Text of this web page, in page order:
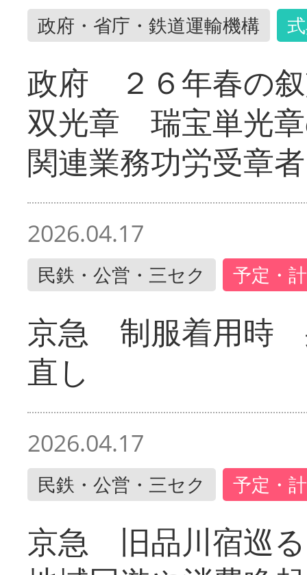
政府・省庁・鉄道運輸機構
政府 ２６年春の
双光章 瑞宝単光
関連業務功労受章者
2026.04.17
民鉄・公営・三セク 予定・
京急 制服着用時
直し
2026.04.17
民鉄・公営・三セク 予定・
京急 旧品川宿巡